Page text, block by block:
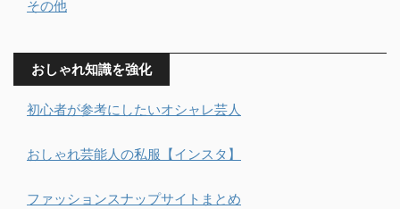
その他
おしゃれ知識を強化
初心者が参考にしたいオシャレ芸人
おしゃれ芸能人の私服【インスタ】
ファッションスナップサイトまとめ